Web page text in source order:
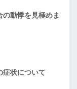
動悸を見極めま
症状について